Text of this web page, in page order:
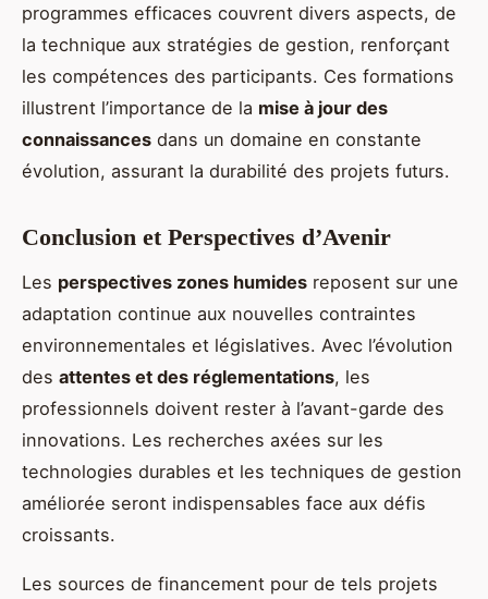
programmes efficaces couvrent divers aspects, de
la technique aux stratégies de gestion, renforçant
les compétences des participants. Ces formations
illustrent l’importance de la mise à jour des
connaissances dans un domaine en constante
évolution, assurant la durabilité des projets futurs.
Conclusion et Perspectives d’Avenir
Les perspectives zones humides reposent sur une
adaptation continue aux nouvelles contraintes
environnementales et législatives. Avec l’évolution
des attentes et des réglementations, les
professionnels doivent rester à l’avant-garde des
innovations. Les recherches axées sur les
technologies durables et les techniques de gestion
améliorée seront indispensables face aux défis
croissants.
Les sources de financement pour de tels projets